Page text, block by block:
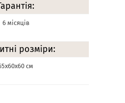
6 місяців
розміри:
см